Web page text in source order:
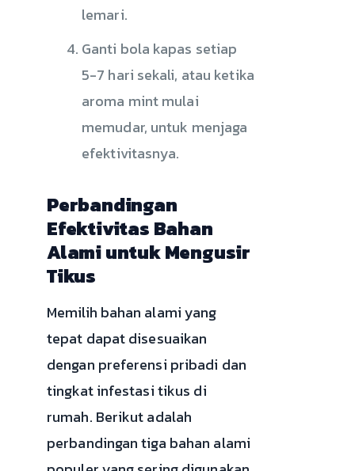
lemari.
Ganti bola kapas setiap
5-7 hari sekali, atau ketika
aroma mint mulai
memudar, untuk menjaga
efektivitasnya.
Perbandingan
Efektivitas Bahan
Alami untuk Mengusir
Tikus
Memilih bahan alami yang
tepat dapat disesuaikan
dengan preferensi pribadi dan
tingkat infestasi tikus di
rumah. Berikut adalah
perbandingan tiga bahan alami